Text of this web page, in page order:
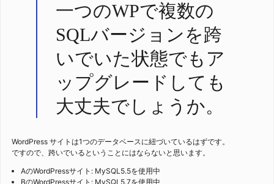
一つのWPで複数の
SQLバージョンを跨
いでいた状態でもア
ップグレードしても
大丈夫でしょうか。
WordPress サイトは1つのデータベースに紐づいているはずです。
ですので、跨いでいるということにはならないと思います。
AのWordPressサイト: MySQL5.5を使用中
BのWordPressサイト: MySQL5.7を使用中